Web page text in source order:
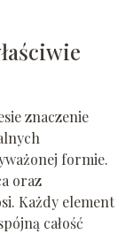
znaczenie
formie.
oraz
Każdy element
całość